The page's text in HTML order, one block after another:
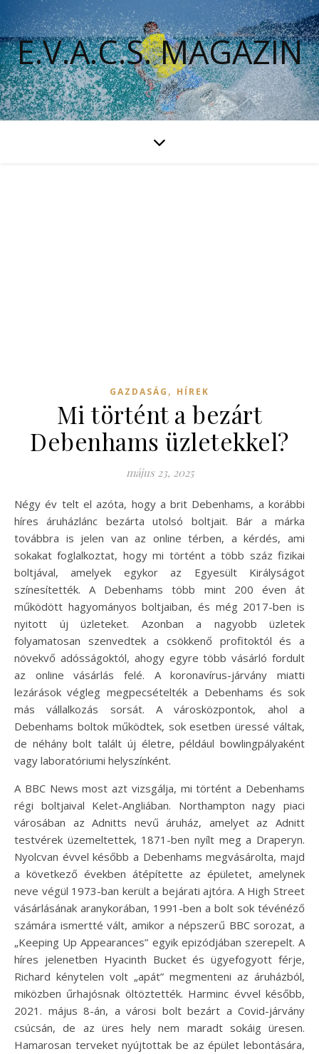
E.V.A.C.S. MAGAZIN
GAZDASÁG , HÍREK
Mi történt a bezárt
Debenhams üzletekkel?
május 23, 2025
Négy év telt el azóta, hogy a brit Debenhams, a korábbi
híres áruházlánc bezárta utolsó boltjait. Bár a márka
továbbra is jelen van az online térben, a kérdés, ami
sokakat foglalkoztat, hogy mi történt a több száz fizikai
boltjával, amelyek egykor az Egyesült Királyságot
színesítették. A Debenhams több mint 200 éven át
működött hagyományos boltjaiban, és még 2017-ben is
nyitott új üzleteket. Azonban a nagyobb üzletek
folyamatosan szenvedtek a csökkenő profitoktól és a
növekvő adósságoktól, ahogy egyre több vásárló fordult
az online vásárlás felé. A koronavírus-járvány miatti
lezárások végleg megpecsételték a Debenhams és sok
más vállalkozás sorsát. A városközpontok, ahol a
Debenhams boltok működtek, sok esetben üressé váltak,
de néhány bolt talált új életre, például bowlingpályaként
vagy laboratóriumi helyszínként.
A BBC News most azt vizsgálja, mi történt a Debenhams
régi boltjaival Kelet-Angliában. Northampton nagy piaci
városában az Adnitts nevű áruház, amelyet az Adnitt
testvérek üzemeltettek, 1871-ben nyílt meg a Draperyn.
Nyolcvan évvel később a Debenhams megvásárolta, majd
a következő években átépítette az épületet, amelynek
neve végül 1973-ban került a bejárati ajtóra. A High Street
vásárlásának aranykorában, 1991-ben a bolt sok tévénéző
számára ismertté vált, amikor a népszerű BBC sorozat, a
„Keeping Up Appearances” egyik epizódjában szerepelt. A
híres jelenetben Hyacinth Bucket és ügyefogyott férje,
Richard kénytelen volt „apát” megmenteni az áruházból,
miközben űrhajósnak öltöztették. Harminc évvel később,
2021. május 8-án, a városi bolt bezárt a Covid-járvány
csúcsán, de az üres hely nem maradt sokáig üresen.
Hamarosan terveket nyújtottak be az épület lebontására,